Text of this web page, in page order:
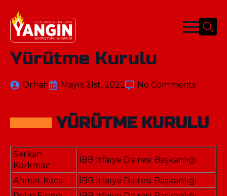
Yürütme Kurulu
Orhan Mayıs 31st, 2022 No Comments
YÜRÜTME KURULU
Serkan
Korkmaz
İBB İtfaiye Dairesi Başkanlığı
Ahmet Koca
İBB İtfaiye Dairesi Başkanlığı